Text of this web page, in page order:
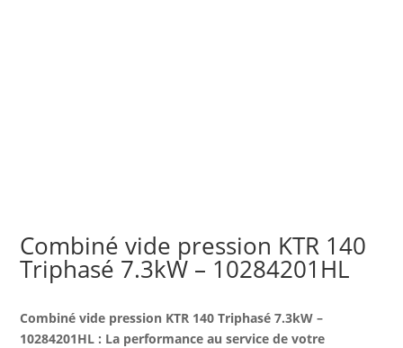
Combiné vide pression KTR 140
Triphasé 7.3kW – 10284201HL
Combiné vide pression KTR 140 Triphasé 7.3kW –
10284201HL : La performance au service de votre